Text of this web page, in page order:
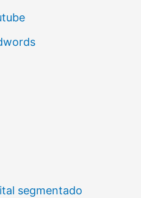
segmentado